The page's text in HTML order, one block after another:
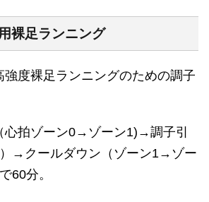
裸足ランニング
強度裸足ランニングのための調子
心拍ゾーン0→ゾーン1)→調子引
→クールダウン（ゾーン1→ゾー
60分。